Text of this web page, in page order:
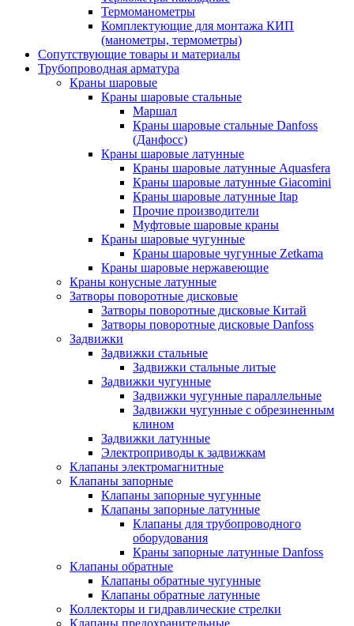
Термоманометры
Комплектующие для монтажа КИП
(манометры, термометры)
Сопутствующие товары и материалы
Трубопроводная арматура
Краны шаровые
Краны шаровые стальные
Маршал
Краны шаровые стальные Danfoss
(Данфосс)
Краны шаровые латунные
Краны шаровые латунные Aquasfera
Краны шаровые латунные Giacomini
Краны шаровые латунные Itap
Прочие производители
Муфтовые шаровые краны
Краны шаровые чугунные
Краны шаровые чугунные Zetkama
Краны шаровые нержавеющие
Краны конусные латунные
Затворы поворотные дисковые
Затворы поворотные дисковые Китай
Затворы поворотные дисковые Danfoss
Задвижки
Задвижки стальные
Задвижки стальные литые
Задвижки чугунные
Задвижки чугунные параллельные
Задвижки чугунные с обрезиненным
клином
Задвижки латунные
Электроприводы к задвижкам
Клапаны электромагнитные
Клапаны запорные
Клапаны запорные чугунные
Клапаны запорные латунные
Клапаны для трубопроводного
оборудования
Краны запорные латунные Danfoss
Клапаны обратные
Клапаны обратные чугунные
Клапаны обратные латунные
Коллекторы и гидравлические стрелки
Клапаны предохранительные